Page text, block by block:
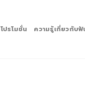
โปรโมชั่น ความรู้เกี่ยวกับฟั